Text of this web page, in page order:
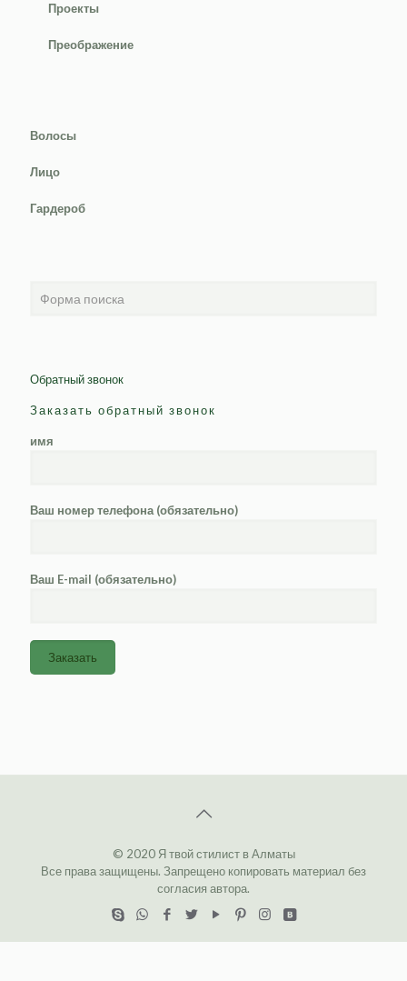
Проекты
Преображение
Волосы
Лицо
Гардероб
Обратный звонок
Заказать обратный звонок
имя
Ваш номер телефона (обязательно)
Ваш E-mail (обязательно)
© 2020 Я твой стилист в Алматы
Все права защищены. Запрещено копировать материал без
согласия автора.